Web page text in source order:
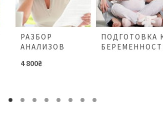
РАЗБОР
АНАЛИЗОВ
4 800₴
ПОДГОТОВКА